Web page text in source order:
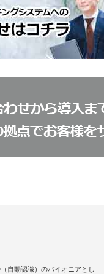
自動認識）のパイオニアとし